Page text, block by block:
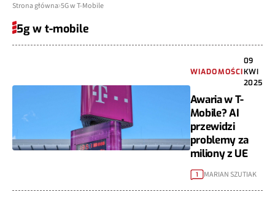
Strona główna 5G w T-Mobile
5g w t-mobile
WIADOMOŚCI
09
KWI
2025
Awaria w T-
Mobile? AI
przewidzi
problemy za
miliony z UE
1 MARIAN SZUTIAK